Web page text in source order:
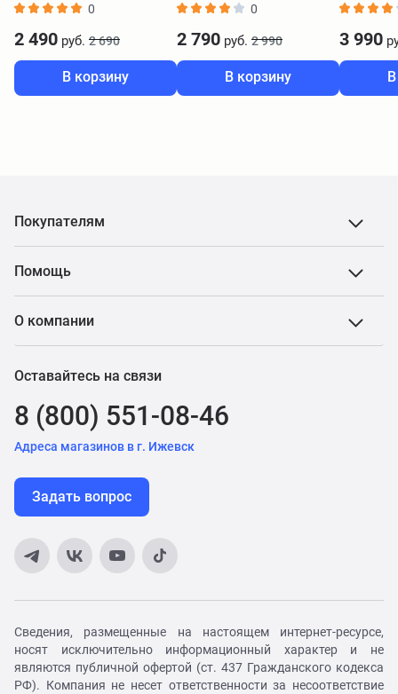
черный VXN4304GL
0
2 490 руб. 2 690
В корзину
BHR5460GL 0
2 790 руб. 2 990
В корзину
синий
3 990
Покупателям
Помощь
О компании
Оставайтесь на связи
8 (800) 551-08-46
Адреса магазинов в г. Ижевск
Задать вопрос
Сведения, размещенные на настоящем интернет-ресурсе,
носят исключительно информационный характер и не
являются публичной офертой (ст. 437 Гражданского кодекса
РФ). Компания не несет ответственности за несоответствие